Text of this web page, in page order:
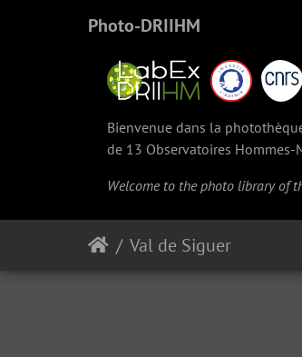
Photo-DRIIHM
Bienvenue dans la
de 13 Observatoires Hommes-
Welcome to the photo library of
Val de Siguer